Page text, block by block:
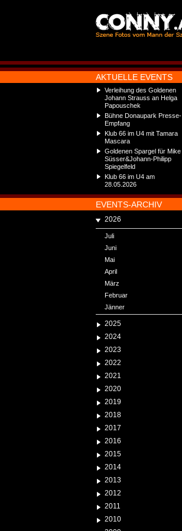
AKTUELLE EVENTS
Verleihung des Goldenen
Johann Strauss an Helga
Papouschek
Bühne Donaupark Presse-
Empfang
Klub 66 im U4 mit Tamara
Mascara
Goldenen Spargel für Mike
Süsser&Johann-Philipp
Spiegelfeld
Klub 66 im U4 am
28.05.2026
EVENTS-ARCHIV
2026
Juli
Juni
Mai
April
März
Februar
Jänner
2025
2024
2023
2022
2021
2020
2019
2018
2017
2016
2015
2014
2013
2012
2011
2010